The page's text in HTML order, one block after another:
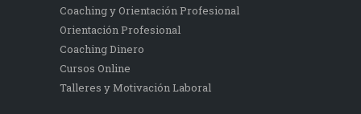
Coaching y Orientación Profesional
Orientación Profesional
Coaching Dinero
Cursos Online
Talleres y Motivación Laboral